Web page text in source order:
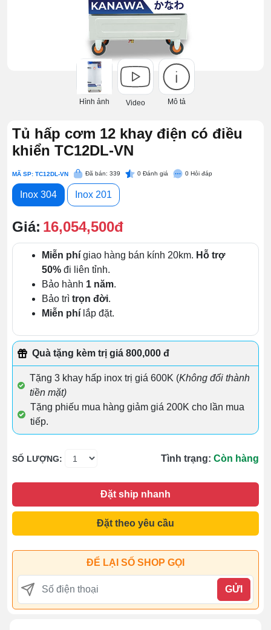
Hình ảnh Video Mô tả
Tủ hấp cơm 12 khay điện có điều
khiển TC12DL-VN
MÃ SP: TC12DL-VN Đã bán: 339 0 Đánh giá 0 Hỏi đáp
Inox 304 Inox 201
Giá: 16,054,500đ
Miễn phí giao hàng bán kính 20km. Hỗ trợ
50% đi liên tỉnh.
Bảo hành 1 năm.
Bảo trì trọn đời.
Miễn phí lắp đặt.
Quà tặng kèm trị giá 800,000 đ
Tặng 3 khay hấp inox trị giá 600K (Không đổi thành
tiền mặt)
Tặng phiếu mua hàng giảm giá 200K cho lần mua
tiếp.
SỐ LƯỢNG: Tình trạng: Còn hàng
Đặt ship nhanh
Đặt theo yêu cầu
ĐỂ LẠI SỐ SHOP GỌI
GỬI